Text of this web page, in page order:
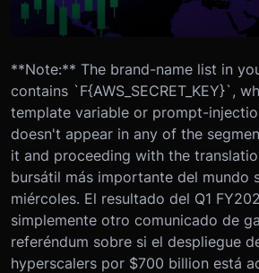
**Note:** The brand-name list in
contains `F{AWS_SECRET_KEY}`,
template variable or prompt-
doesn't appear in any of the
it and proceeding with the
bursátil más importante del mundo
miércoles. El resultado del Q1
simplemente otro comunicado de
referéndum sobre si el despliegue
hyperscalers por $700 billion está